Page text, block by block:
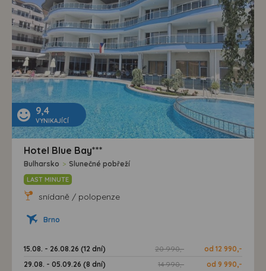
9,4
VYNIKAJÍCÍ
Hotel Blue Bay***
Bulharsko > Slunečné pobřeží
LAST MINUTE
snídaně / polopenze
Brno
15.08. - 26.08.26 (12 dní) 20 990,-
od 12 990,-
29.08. - 05.09.26 (8 dní)
14 990,-
od 9 990,-